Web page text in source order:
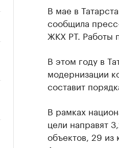
В мае в
сообщила
ЖКХ РТ. Работы
В этом году в
модернизации
составит
В рамках
цели направят
объектов, 29 из